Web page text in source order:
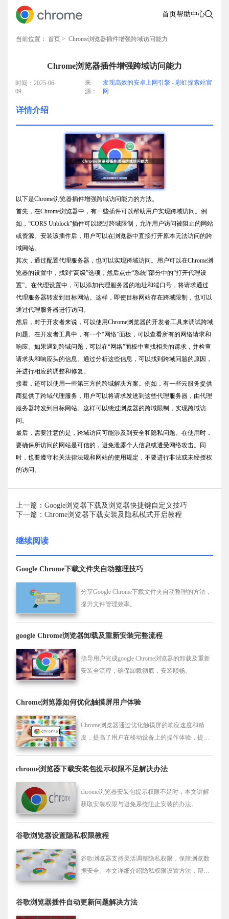
首页帮助中心
当前位置： 首页 > Chrome浏览器插件增强跨域访问能力
Chrome浏览器插件增强跨域访问能力
时间：2025-06-
09
来
源：
发现高效的安卓上网引擎 - 彩虹探索站官
网
详情介绍
以下是Chrome浏览器插件增强跨域访问能力的方法。
首先，在Chrome浏览器中，有一些插件可以帮助用户实现跨域访问。例
如，“CORS Unblock”插件可以绕过跨域限制，允许用户访问被阻止的网站
或资源。安装该插件后，用户可以在浏览器中直接打开原本无法访问的跨
域网站。
其次，通过配置代理服务器，也可以实现跨域访问。用户可以在Chrome浏
览器的设置中，找到“高级”选项，然后点击“系统”部分中的“打开代理设
置”。在代理设置中，可以添加代理服务器的地址和端口号，将请求通过
代理服务器转发到目标网站。这样，即使目标网站存在跨域限制，也可以
通过代理服务器进行访问。
然后，对于开发者来说，可以使用Chrome浏览器的开发者工具来调试跨域
问题。在开发者工具中，有一个“网络”面板，可以查看所有的网络请求和
响应。如果遇到跨域问题，可以在“网络”面板中查找相关的请求，并检查
请求头和响应头的信息。通过分析这些信息，可以找到跨域问题的原因，
并进行相应的调整和修复。
接着，还可以使用一些第三方的跨域解决方案。例如，有一些云服务提供
商提供了跨域代理服务，用户可以将请求发送到这些代理服务器，由代理
服务器转发到目标网站。这样可以绕过浏览器的跨域限制，实现跨域访
问。
最后，需要注意的是，跨域访问可能涉及到安全和隐私问题。在使用时，
要确保所访问的网站是可信的，避免泄露个人信息或遭受网络攻击。同
时，也要遵守相关法律法规和网站的使用规定，不要进行非法或未经授权
的访问。
上一篇：Google浏览器下载及浏览器快捷键自定义技巧
下一篇：Chrome浏览器下载安装及隐私模式开启教程
继续阅读
Google Chrome下载文件夹自动整理技巧
分享Google Chrome下载文件夹自动整理的方法，
提升文件管理效率。
google Chrome浏览器卸载及重新安装完整流程
指导用户完成google Chrome浏览器的卸载及重新
安装全流程，确保卸载彻底，安装顺畅。
Chrome浏览器如何优化触摸屏用户体验
Chrome浏览器通过优化触摸屏的响应速度和精
度，提高了用户在移动设备上的操作体验，提升
chrome浏览器下载安装包提示权限不足解决办法
chrome浏览器安装包提示权限不足时，本文讲解
获取安装权限与避免系统阻止安装的办法。
谷歌浏览器设置隐私权限教程
谷歌浏览器支持灵活调整隐私权限，保障浏览数
据安全。本文详细介绍隐私权限设置方法，帮助
谷歌浏览器插件自动更新问题解决方法